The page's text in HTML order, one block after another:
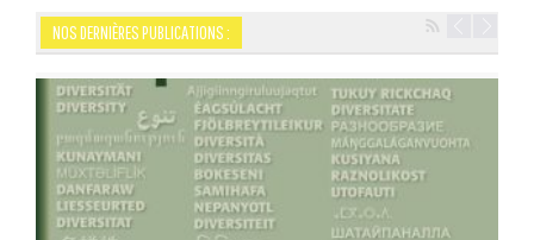
NOS DERNIÈRES PUBLICATIONS :
Navigation